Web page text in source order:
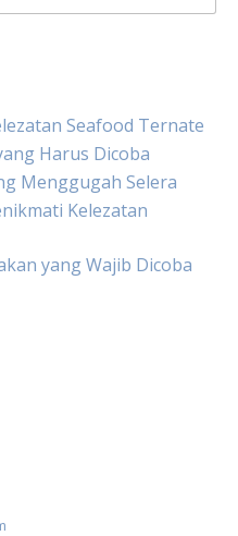
Seafood Ternate
Harus Dicoba
Menggugah Selera
Kelezatan
yang Wajib Dicoba